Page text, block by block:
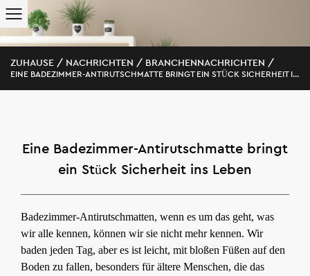
ZUHAUSE / NACHRICHTEN / BRANCHENNACHRICHTEN /
EINE BADEZIMMER-ANTIRUTSCHMATTE BRINGT EIN STÜCK SICHERHEIT INS LEBEN
Eine Badezimmer-Antirutschmatte bringt
ein Stück Sicherheit ins Leben
Badezimmer-Antirutschmatten, wenn es um das geht, was
wir alle kennen, können wir sie nicht mehr kennen. Wir
baden jeden Tag, aber es ist leicht, mit bloßen Füßen auf den
Boden zu fallen, besonders für ältere Menschen, die das